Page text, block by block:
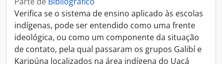
Verifica se o sistema de ensino aplicado às escolas
indígenas, pode ser entendido como uma frente
ideológica, ou como um componente da situação
de contato, pela qual passaram os grupos Galibí e
Karipúna localizados na área indígena do Uaçá